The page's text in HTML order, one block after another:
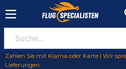
Zahlen Sie mit Klarna oder Karte | Wir
Lieferungen